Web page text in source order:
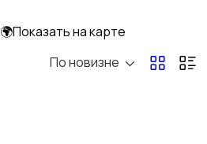
Запчасти
🌍Показать на карте
По новизне